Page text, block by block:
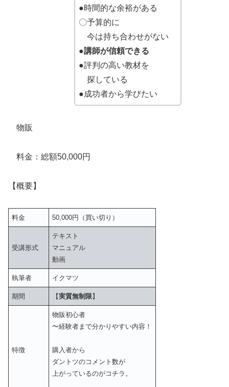
●時間的な余裕がある
〇予算的に
今は持ち合わせがない
●講師が信頼できる
●評判の高い教材を
探している
●成功者から学びたい
物販
料金：総額50,000円
【概要】
料金 50,000円（買い切り）
受講形式
テキスト
マニュアル
動画
執筆者 イクマツ
期間 【実質無制限 】
特徴
物販初心者
〜経験者まで分かりやすい内容！
購入者から
ダントツのコメント数が
上がっているのがコチラ。